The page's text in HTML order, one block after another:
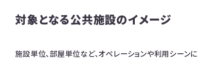
対象となる公共施設のイメージ
施設単位、部屋単位など、オペレーションや利用シーンに